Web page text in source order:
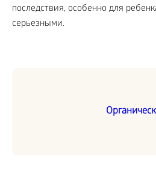
последствия, особенно для
серьезными.